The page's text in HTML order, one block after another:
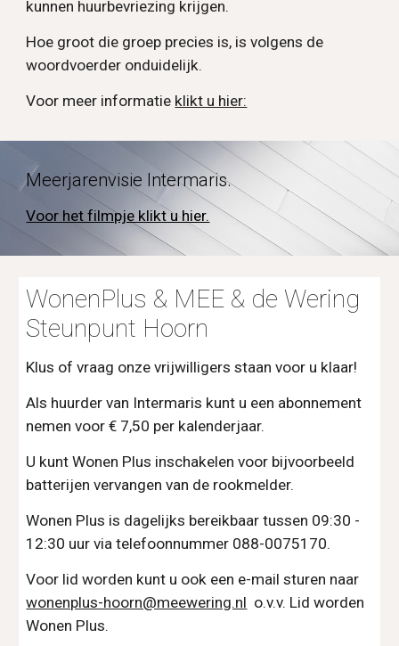
kunnen huurbevriezing krijgen.
Hoe groot die groep precies is, is volgens de
woordvoerder onduidelijk.
Voor meer informatie klikt u hier:
Meerjarenvisie Intermaris.
Voor het filmpje klikt u hier.
WonenPlus & MEE & de Wering
Steunpunt Hoorn
Klus of vraag onze vrijwilligers staan voor u klaar!
Als huurder van Intermaris kunt u een abonnement
nemen voor € 7,50 per kalenderjaar.
U kunt Wonen Plus inschakelen voor bijvoorbeeld
batterijen vervangen van de rookmelder.
Wonen Plus is dagelijks bereikbaar tussen 09:30 -
12:30 uur via telefoonnummer 088-0075170.
Voor lid worden kunt u ook een e-mail sturen naar
wonenplus-hoorn@meewering.nl o.v.v. Lid worden
Wonen Plus.